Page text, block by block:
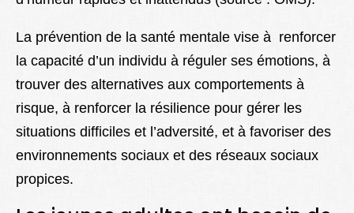
La prévention de la santé mentale vise à renforcer
la capacité d’un individu à réguler ses émotions, à
trouver des alternatives aux comportements à
risque, à renforcer la résilience pour gérer les
situations difficiles et l’adversité, et à favoriser des
environnements sociaux et des réseaux sociaux
propices.